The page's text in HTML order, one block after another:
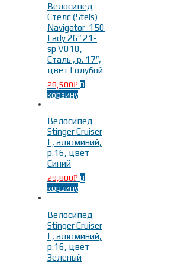
Велосипед
Стелс (Stels)
Navigator-150
Lady 26″ 21-
sp V010,
Сталь , р. 17″,
цвет Голубой
28,500Р В
корзину
Велосипед
Stinger Cruiser
L, алюминий,
р.16, цвет
Синий
29,800Р В
корзину
Велосипед
Stinger Cruiser
L, алюминий,
р.16, цвет
Зеленый